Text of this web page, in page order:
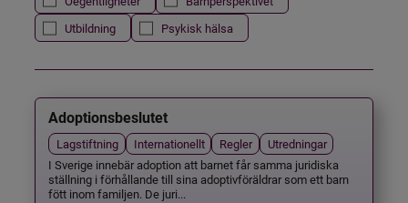
Utbildning
Psykisk hälsa
Adoptionsbeslutet
Lagstiftning Internationellt Regler
Utredningar
I Sverige innebär adoption att barnet får samma juridiska
ställning i förhållande till sina adoptivföräldrar som ett barn
fött inom familjen. De juri...